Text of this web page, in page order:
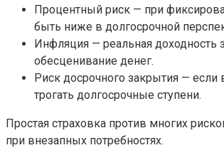
Процентный риск — при
быть ниже в долгосрочной
Инфляция — реальная
обесценивание денег.
Риск досрочного закрытия — если
трогать долгосрочные ступени.
Простая страховка против многих
при внезапных потребностях.